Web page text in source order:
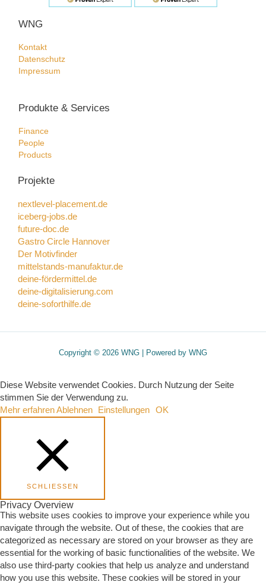
WNG
Kontakt
Datenschutz
Impressum
Produkte & Services
Finance
People
Products
Projekte
nextlevel-placement.de
iceberg-jobs.de
future-doc.de
Gastro Circle Hannover
Der Motivfinder
mittelstands-manufaktur.de
deine-fördermittel.de
deine-digitalisierung.com
deine-soforthilfe.de
Copyright © 2026 WNG | Powered by WNG
Diese Website verwendet Cookies. Durch Nutzung der Seite
stimmen Sie der Verwendung zu.
Mehr erfahrenAblehnen Einstellungen OK
SCHLIESSEN
Privacy Overview
This website uses cookies to improve your experience while you
navigate through the website. Out of these, the cookies that are
categorized as necessary are stored on your browser as they are
essential for the working of basic functionalities of the website. We
also use third-party cookies that help us analyze and understand
how you use this website. These cookies will be stored in your